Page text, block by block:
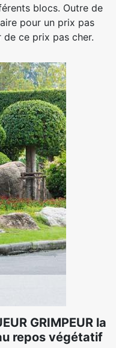
blocs. Outre de
pour un prix pas
ce prix pas cher.
GRIMPEUR la
repos végétatif